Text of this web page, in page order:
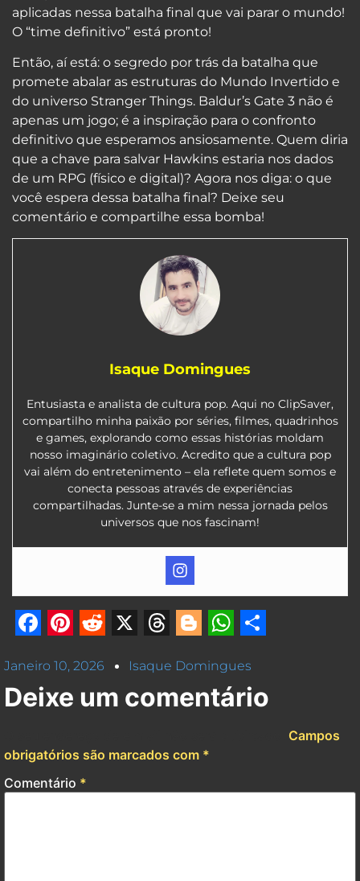
aplicadas nessa batalha final que vai parar o mundo!
O “time definitivo” está pronto!
Então, aí está: o segredo por trás da batalha que
promete abalar as estruturas do Mundo Invertido e
do universo Stranger Things. Baldur’s Gate 3 não é
apenas um jogo; é a inspiração para o confronto
definitivo que esperamos ansiosamente. Quem diria
que a chave para salvar Hawkins estaria nos dados
de um RPG (físico e digital)? Agora nos diga: o que
você espera dessa batalha final? Deixe seu
comentário e compartilhe essa bomba!
Isaque Domingues
Entusiasta e analista de cultura pop. Aqui no ClipSaver,
compartilho minha paixão por séries, filmes, quadrinhos
e games, explorando como essas histórias moldam
nosso imaginário coletivo. Acredito que a cultura pop
vai além do entretenimento – ela reflete quem somos e
conecta pessoas através de experiências
compartilhadas. Junte-se a mim nessa jornada pelos
universos que nos fascinam!
Janeiro 10, 2026 Isaque Domingues
Deixe um comentário
Campos
obrigatórios são marcados com *
Comentário *